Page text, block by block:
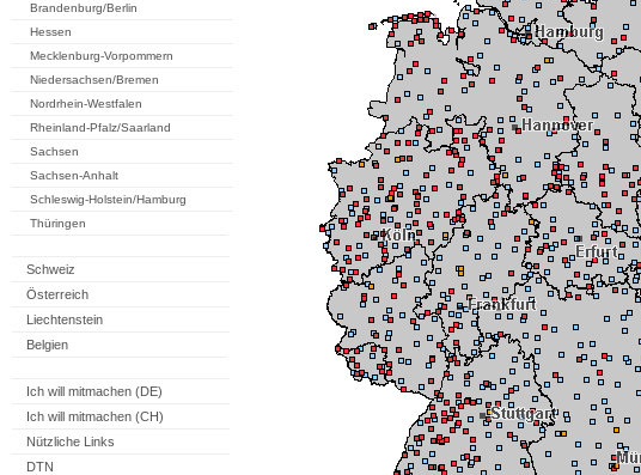
Brandenburg/Berlin
Hessen
Mecklenburg-Vorpommern
Niedersachsen/Bremen
Nordrhein-Westfalen
Rheinland-Pfalz/Saarland
Sachsen
Sachsen-Anhalt
Schleswig-Holstein/Hamburg
Thüringen
Schweiz
Österreich
Liechtenstein
Belgien
Ich will mitmachen (DE)
Ich will mitmachen (CH)
Nützliche Links
DTN